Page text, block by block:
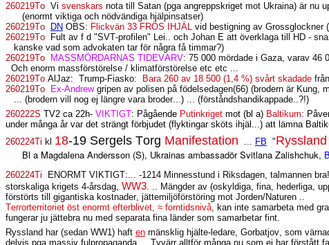
260219To Vi svenskars nota till Satan (pga angreppskriget mot Ukraina) är nu
(enormt viktiga och nödvändiga hjälpinsatser)
260219To
DN OBS: Flickvän 33 FRÖS IHJÄL vid bestigning av Grossglockner
260219To
Fult av f d "SVT-profilen" Lei.. och Johan E att överklaga till HD -
kanske vad som advokaten tar för några få timmar?)
260219To
MASSMÖRDARNAS TIDEVARV: 75 000 mördade i Gaza, varav 46
Och enorm massförstörelse / klimatförstörelse etc etc ...
260219To AlJaz: Trump-Fiasko: Bara 260 av 18 500 (1,4 %) svårt skadade
260219To Ex-Andrewgripen av polisen på födelsedagen(66) (brodern är Kung,
... (brodern vill nog ej längre vara broder...) ... (förståndshandikappade..?!)
260222S TV2 ca 22h- VIKTIGT: Pågående Putinkriget mot (bl a) Baltikum:
under många år var det strängt förbjudet (flyktingar sköts ihjäl...) att lämna
260224Ti kl 18-19 Sergels Torg Manifestation ... FB "
Bl a Magdalena Andersson (S), Ukrainas ambassadör Svitlana Zalishchuk,
260224Ti
ENORMT VIKTIGT:... -1214 Minnesstund i Riksdagen, talmannen
storskaliga krigets 4-årsdag, WW3. .. Mängder av (oskyldiga, fina, hederliga,
förstörts till gigantiska kostnader, jättemiljöförstöring mot Jorden/Naturen ..
Terrorterritoriet öst enormt efterblivet, ≈ forntidsnivå, kan inte samarbeta med
fungerar ju jättebra nu med separata fina länder som samarbetar fint.
Ryssland har (sedan WW1) haft en mänsklig hjälte-ledare, Gorbatjov, som
delvis pga massiv fulpropaganda ... Tyvärr alltför många nu som ej har förstått